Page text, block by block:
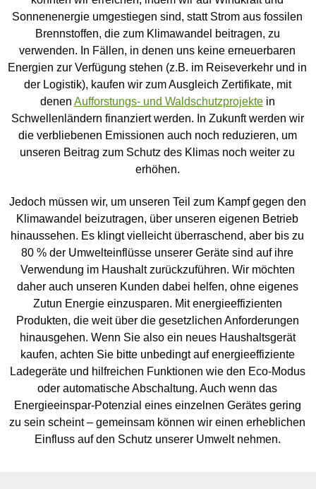
Sonnenenergie umgestiegen sind, statt Strom aus fossilen
Brennstoffen, die zum Klimawandel beitragen, zu
verwenden. In Fällen, in denen uns keine erneuerbaren
Energien zur Verfügung stehen (z.B. im Reiseverkehr und in
der Logistik), kaufen wir zum Ausgleich Zertifikate, mit
denen Aufforstungs- und Waldschutzprojektein
Schwellenländern finanziert werden. In Zukunft werden wir
die verbliebenen Emissionen auch noch reduzieren, um
unseren Beitrag zum Schutz des Klimas noch weiter zu
erhöhen.
Jedoch müssen wir, um unseren Teil zum Kampf gegen den
Klimawandel beizutragen, über unseren eigenen Betrieb
hinaussehen. Es klingt vielleicht überraschend, aber bis zu
80 % der Umwelteinflüsse unserer Geräte sind auf ihre
Verwendung im Haushalt zurückzuführen. Wir möchten
daher auch unseren Kunden dabei helfen, ohne eigenes
Zutun Energie einzusparen. Mit energieeffizienten
Produkten, die weit über die gesetzlichen Anforderungen
hinausgehen. Wenn Sie also ein neues Haushaltsgerät
kaufen, achten Sie bitte unbedingt auf energieeffiziente
Ladegeräte und hilfreichen Funktionen wie den Eco-Modus
oder automatische Abschaltung. Auch wenn das
Energieeinspar-Potenzial eines einzelnen Gerätes gering
zu sein scheint – gemeinsam können wir einen erheblichen
Einfluss auf den Schutz unserer Umwelt nehmen.